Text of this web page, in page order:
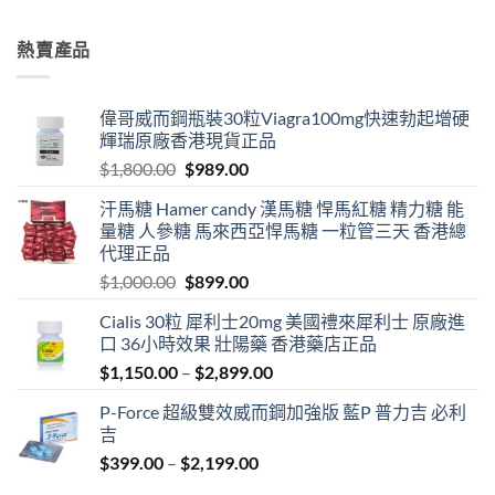
熱賣產品
偉哥威而鋼瓶裝30粒Viagra100mg快速勃起增硬
輝瑞原廠香港現貨正品
$1,800.00 Original
was:
$1,800.00.
$989.00Current
is:
$989.00.
汗馬糖 Hamer candy 漢馬糖 悍馬紅糖 精力糖 能
量糖 人參糖 馬來西亞悍馬糖 一粒管三天 香港總
代理正品
$1,000.00 Original
was:
$1,000.00.
$899.00Current
is:
$899.00.
Cialis 30粒 犀利士20mg 美國禮來犀利士 原廠進
口 36小時效果 壯陽藥 香港藥店正品
$1,150.00 – $2,899.00Price
$1,150.00
P-Force 超級雙效威而鋼加強版 藍P 普力吉 必利
吉
$399.00 – $2,199.00Price